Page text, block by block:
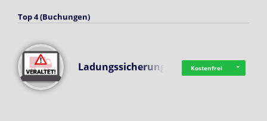
Top 4 (Buchungen)
Ladungssicherung Kostenfrei